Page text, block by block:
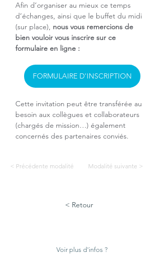
Afin d’organiser au mieux ce temps
d’échanges, ainsi que le buffet du midi
(sur place), nous vous remercions de
bien vouloir vous inscrire sur ce
formulaire en ligne :
FORMULAIRE D'INSCRIPTION
Cette invitation peut être transférée au
besoin aux collègues et collaborateurs
(chargés de mission…) également
concernés des partenaires conviés.
< Précédente modalité Modalité suivante >
< Retour
Voir plus d'infos ?